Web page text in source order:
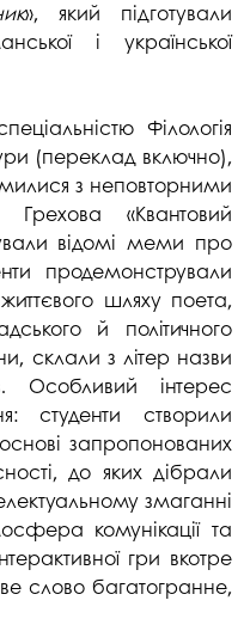
», який підготували
і української
Філологія
(переклад включно),
з неповторними
Грехова «Квантовий
відомі меми про
продемонстрували
шляху поета,
й політичного
склали з літер назви
Особливий інтерес
студенти створили
запропонованих
до яких дібрали
змаганні
комунікації та
гри вкотре
слово багатогранне,